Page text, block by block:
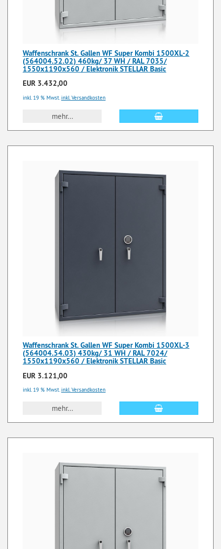
Waffenschrank St. Gallen WF Super Kombi 1500XL-2
(564004.52.02) 460kg/ 37 WH / RAL 7035/
1550x1190x560 / Elektronik STELLAR Basic
EUR 3.432,00
inkl. 19 % Mwst. inkl. Versandkosten
mehr...
Waffenschrank St. Gallen WF Super Kombi 1500XL-3
(564004.54.03) 430kg/ 31 WH / RAL 7024/
1550x1190x560 / Elektronik STELLAR Basic
EUR 3.121,00
inkl. 19 % Mwst. inkl. Versandkosten
mehr...